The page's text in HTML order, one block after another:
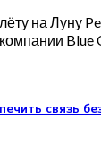
на Луну
Blue
связь